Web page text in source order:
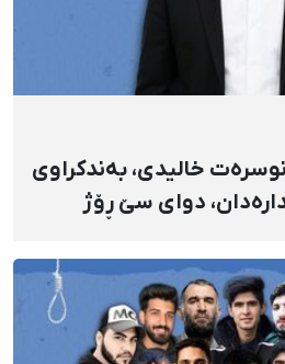
خالیدی، بەندکراوی
دوای سێ ڕۆژ
دا